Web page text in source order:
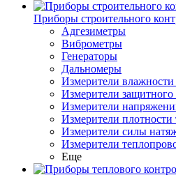
Приборы строительного
Адгезиметры
Виброметры
Генераторы
Дальномеры
Измерители влажности
Измерители защитного
Измерители
Измерители плотности
Измерители силы
Измерители
Еще